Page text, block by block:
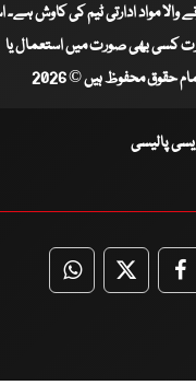
والا مواد ادارتی ٹیم کی کاوش
کسی بھی صورت میں استعمال یا
حقوق محفوظ ہیں © 2026
پالیسی
WhatsApp
Twitter